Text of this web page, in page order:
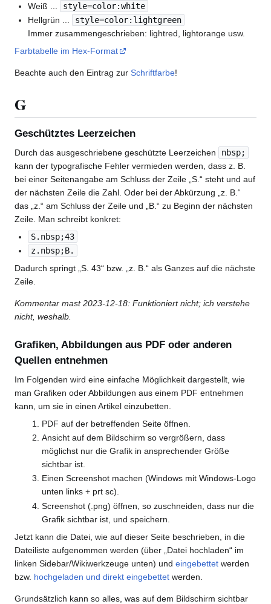
Weiß ...
style=color:white
Hellgrün ...
style=color:lightgreen
Immer zusammengeschrieben: lightred, lightorange usw.
Farbtabelle im Hex-Format
Beachte auch den Eintrag zur Schriftfarbe!
G
Geschütztes Leerzeichen
Durch das ausgeschriebene geschützte Leerzeichen
nbsp;
kann der typografische Fehler vermieden werden, dass z. B.
bei einer Seitenangabe am Schluss der Zeile „S.“ steht und auf
der nächsten Zeile die Zahl. Oder bei der Abkürzung „z. B.“
das „z.“ am Schluss der Zeile und „B.“ zu Beginn der nächsten
Zeile. Man schreibt konkret:
S.nbsp;43
z.nbsp;B.
Dadurch springt „S. 43“ bzw. „z. B.“ als Ganzes auf die nächste
Zeile.
Kommentar mast 2023-12-18: Funktioniert nicht; ich verstehe
nicht, weshalb.
Grafiken, Abbildungen aus PDF oder anderen
Quellen entnehmen
Im Folgenden wird eine einfache Möglichkeit dargestellt, wie
man Grafiken oder Abbildungen aus einem PDF entnehmen
kann, um sie in einen Artikel einzubetten.
PDF auf der betreffenden Seite öffnen.
Ansicht auf dem Bildschirm so vergrößern, dass
möglichst nur die Grafik in ansprechender Größe
sichtbar ist.
Einen Screenshot machen (Windows mit Windows-Logo
unten links + prt sc).
Screenshot (.png) öffnen, so zuschneiden, dass nur die
Grafik sichtbar ist, und speichern.
Jetzt kann die Datei, wie auf dieser Seite beschrieben, in die
Dateiliste aufgenommen werden (über „Datei hochladen“ im
linken Sidebar/Wikiwerkzeuge unten) und eingebettet werden
bzw. hochgeladen und direkt eingebettet werden.
Grundsätzlich kann so alles, was auf dem Bildschirm sichtbar